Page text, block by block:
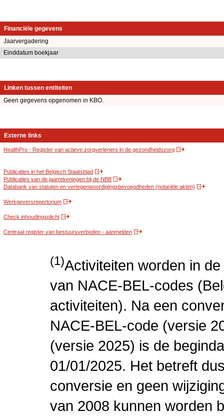
Financiële gegevens
Jaarvergadering
Einddatum boekjaar
Linken tussen entiteiten
Geen gegevens opgenomen in KBO.
Externe links
HealthPro - Register van actieve zorgverleners in de gezondheidszorg
Publicaties in het Belgisch Staatsblad
Publicaties van de jaarrekeningen bij de NBB
Databank van statuten en vertegenwoordigingsbevoegdheden (notariële akten)
Werkgeversrepertorium
Check inhoudingsplicht
Centraal register van bestuursverboden - aanmelden
(1)Activiteiten worden in
van NACE-BEL-codes
activiteiten). Na een
NACE-BEL-code (versie
(versie 2025) is de
01/01/2025. Het betreft
conversie en geen
van 2008 kunnen worden